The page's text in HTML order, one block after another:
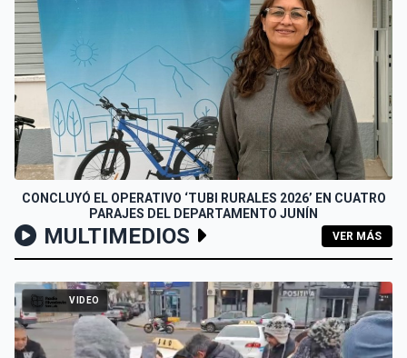
CONCLUYÓ EL OPERATIVO ‘TUBI RURALES 2026’ EN CUATRO
PARAJES DEL DEPARTAMENTO JUNÍN
MULTIMEDIOS VER MÁS
VIDEO